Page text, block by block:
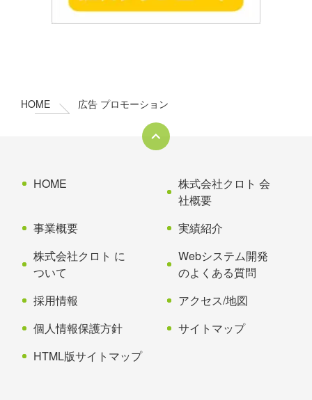
HOME 広告 プロモーション
HOME
株式会社クロト 会
社概要
事業概要
実績紹介
株式会社クロト に
ついて
Webシステム開発
のよくある質問
採用情報
アクセス/地図
個人情報保護方針
サイトマップ
HTML版サイトマップ